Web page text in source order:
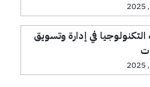
في إدارة وتسويق